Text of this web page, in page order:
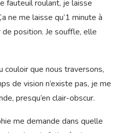
salle nature, là où je
notre enfant. On me pose
j’ai une infection qui
le bébé, il faudra que l’on
fauteuil roulant, je laisse
ne me laisse qu’1 minute à
position. Je souffle, elle